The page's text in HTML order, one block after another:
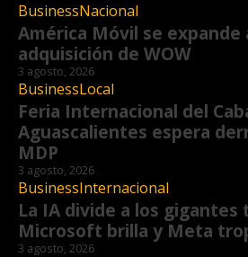
BusinessNacional
América Móvil se expande
adquisición de WOW
3 agosto, 2026
BusinessLocal
Feria Internacional del
Aguascalientes espera
MDP
3 agosto, 2026
BusinessInternacional
La IA divide a los gigantes
Microsoft brilla y Meta
3 agosto, 2026